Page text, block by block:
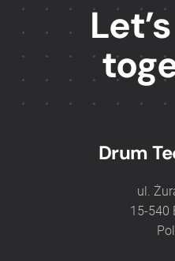
Drum
ul.
15-540